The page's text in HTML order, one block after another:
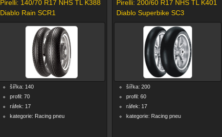
Pirelli: 140/70 R17 NHS TL K388
Diablo Rain SCR1
šířka: 140
profil: 70
ráfek: 17
kategorie: Racing pneu
Pirelli: 200/60 R17 NHS TL K401
Diablo Superbike SC3
šířka: 200
profil: 60
ráfek: 17
kategorie: Racing pneu